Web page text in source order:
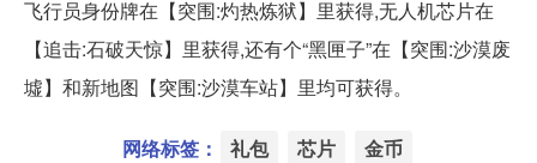
飞行员身份牌在【突围:灼热炼狱】里获得,无人机芯片在
【追击:石破天惊】里获得,还有个“黑匣子”在【突围:沙漠废
墟】和新地图【突围:沙漠车站】里均可获得。
网络标签： 礼包 芯片 金币